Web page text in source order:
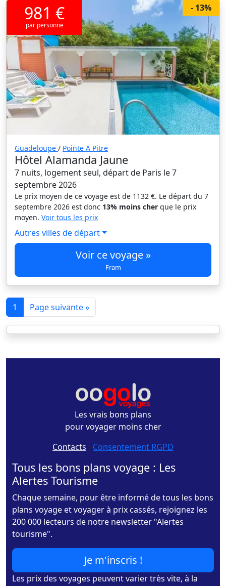
- 13%
981 €
par personne
Guadeloupe / Pointe A Pitre
Hôtel Alamanda Jaune
7 nuits, logement seul, départ de Paris le 7
septembre 2026
Le prix moyen de ce voyage est de 1132 €. Le départ du 7
septembre 2026 est donc 13% moins cher que le prix
moyen. Voir tous les prix
Autres villes de départ
Voir ce voyage »
Fram
1 Page suivante »
Les vrais bons plans
pour voyager moins cher
Contacts - Consentement RGPD
Tous les bons plans voyage : Les
Alertes Tourisme
Chaque semaine, pour être informé de tous les bons
plans voyage et voyager à prix cassés, rejoignez les
200 000 lecteurs de notre newsletter "Alertes
tourisme".
Je m'inscris !
Les prix des voyages peuvent varier très vite, à la